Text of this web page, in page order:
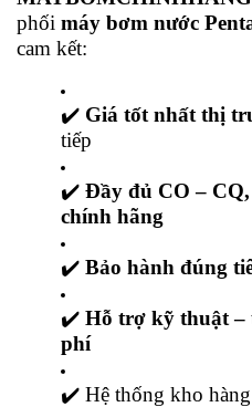
phối máy bơm nước
cam kết:
✔️ Giá tốt nhất thị
tiếp
✔️ Đầy đủ CO –
chính hãng
✔️ Bảo hành đúng
✔️ Hỗ trợ kỹ thuật –
phí
✔️ Hệ thống kho